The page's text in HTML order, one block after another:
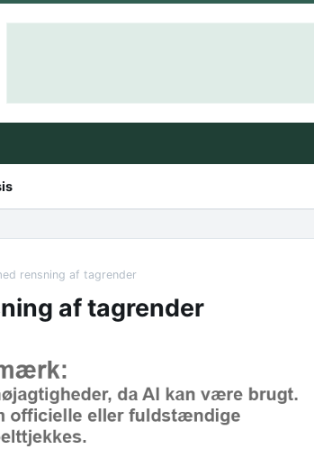
rensning af tagrender
af tagrender